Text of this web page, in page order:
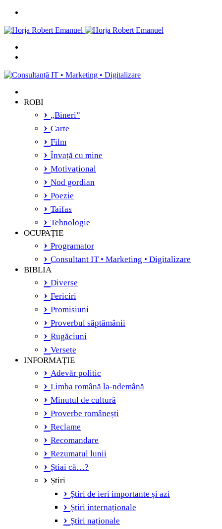
găsi...
ROBI
„Bineri”
Carte
Film
Învață cu mine
Motivațional
Nod gordian
Poezie
Taifas
Tehnologie
OCUPAȚIE
Programator
Consultant IT • Marketing • Digitalizare
BIBLIA
Diverse
Fericiri
Promisiuni
Proverbul săptămânii
Rugăciuni
Versete
INFORMAȚIE
Adevăr politic
Limba română la-ndemână
Minutul de cultură
Proverbe românești
Reclame
Recomandare
Rezumatul lunii
Știai că…?
Știri
Știri de ieri importante și azi
Știri internaționale
Știri naționale